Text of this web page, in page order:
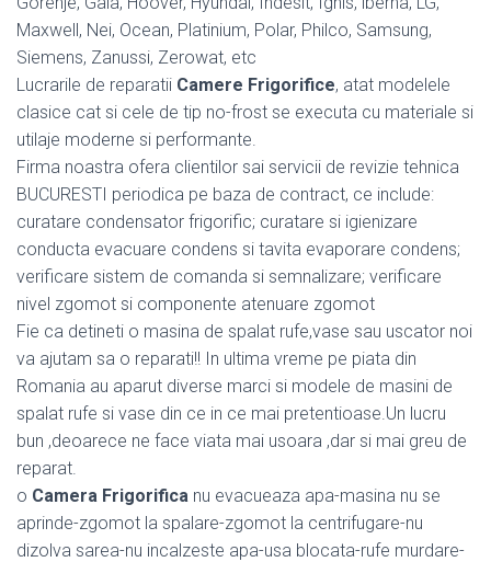
Maxwell, Nei, Ocean, Platinium, Polar, Philco, Samsung,
Siemens, Zanussi, Zerowat, etc
Lucrarile de reparatii Camere Frigorifice, atat modelele
clasice cat si cele de tip no-frost se executa cu materiale si
utilaje moderne si performante.
Firma noastra ofera clientilor sai servicii de revizie tehnica
BUCURESTI periodica pe baza de contract, ce include:
curatare condensator frigorific; curatare si igienizare
conducta evacuare condens si tavita evaporare condens;
verificare sistem de comanda si semnalizare; verificare
nivel zgomot si componente atenuare zgomot
Fie ca detineti o masina de spalat rufe,vase sau uscator noi
va ajutam sa o reparati!! In ultima vreme pe piata din
Romania au aparut diverse marci si modele de masini de
spalat rufe si vase din ce in ce mai pretentioase.Un lucru
bun ,deoarece ne face viata mai usoara ,dar si mai greu de
reparat.
o Camera Frigorifica nu evacueaza apa-masina nu se
aprinde-zgomot la spalare-zgomot la centrifugare-nu
dizolva sarea-nu incalzeste apa-usa blocata-rufe murdare-